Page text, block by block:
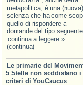
metapolitica, è una (nuova)
scienza che ha come
quello di rispondere a
domande del tipo
continua a leggere » ...
(continua)
Le primarie del
5 Stelle non soddisfano i
criteri di YouCaucus